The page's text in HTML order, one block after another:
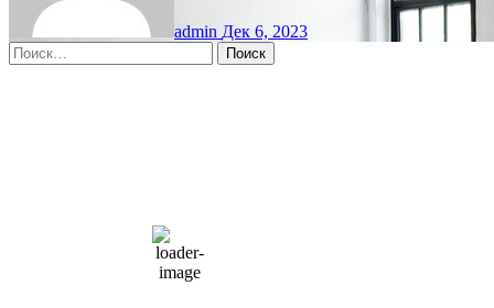
admin Дек 6, 2023
Найти:
66 %
1004 мб
10 mph